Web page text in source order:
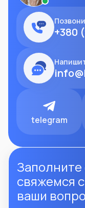
+380
telegram
свяжемся
ваши